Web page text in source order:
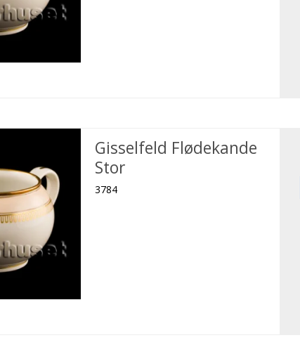
Gisselfeld Flødekande
Stor
3784